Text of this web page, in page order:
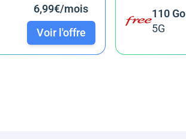
6,99€/mois
Voir l'offre
110 Go
5G